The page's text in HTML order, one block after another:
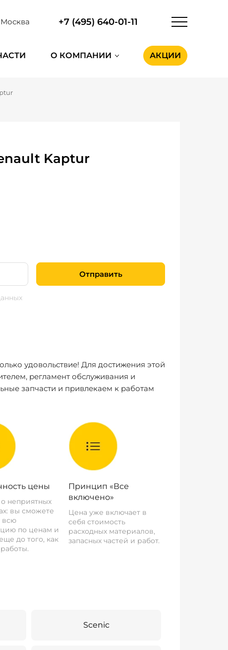
Москва +7 (495) 640-01-11
О КОМПАНИИ АКЦИИ
Kaptur
Отправить
удовольствие! Для достижения этой
регламент обслуживания и
запчасти и привлекаем к работам
цены
о неприятных
вы сможете
всю
по ценам и
до того, как
Принцип «Все
включено»
Цена уже включает в
себя стоимость
расходных материалов,
запасных частей и работ.
Scenic